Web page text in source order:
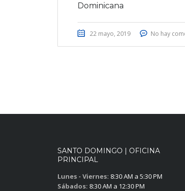
Dominicana
22 mayo, 2019 No hay
SANTO DOMINGO | OFICINA
PRINCIPAL
Lunes - Viernes: 8:30 AM a 5:30 PM
Sábados: 8:30 AM a 12:30 PM